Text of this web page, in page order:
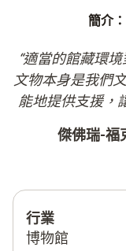
簡介
“適當的館藏環
文物本身是我們
能地提供支援，
傑佛瑞-福
行業
博物館